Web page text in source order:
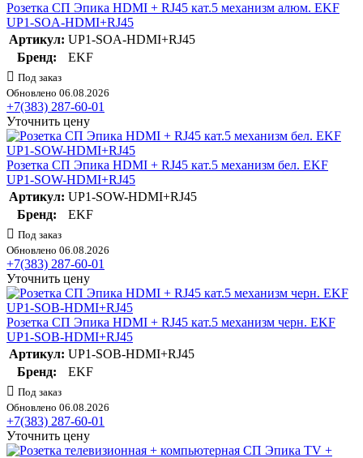
Розетка СП Эпика HDMI + RJ45 кат.5 механизм алюм. EKF
UP1-SOA-HDMI+RJ45
Артикул: UP1-SOA-HDMI+RJ45
Бренд:
EKF
Под заказ
Обновлено 06.08.2026
+7(383) 287-60-01
Уточнить цену
Розетка СП Эпика HDMI + RJ45 кат.5 механизм бел. EKF
UP1-SOW-HDMI+RJ45
Артикул: UP1-SOW-HDMI+RJ45
Бренд:
EKF
Под заказ
Обновлено 06.08.2026
+7(383) 287-60-01
Уточнить цену
Розетка СП Эпика HDMI + RJ45 кат.5 механизм черн. EKF
UP1-SOB-HDMI+RJ45
Артикул: UP1-SOB-HDMI+RJ45
Бренд:
EKF
Под заказ
Обновлено 06.08.2026
+7(383) 287-60-01
Уточнить цену